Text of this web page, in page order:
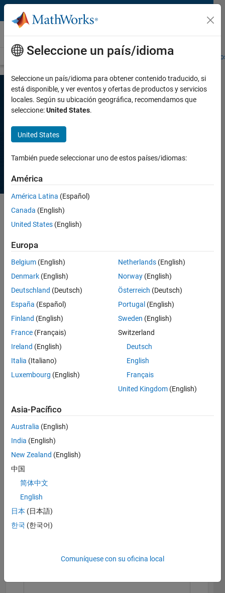
Saltar al contenido
Investigación
Visión general Portales de ciencias Libros de texto Call for
Realice investigaciones con
MATLAB y Simulink
Investigue, colabore y publique artículos con
Acceda a las herramientas que
necesite, siempre a su disposición
Ejecute las versiones más recientes de MATLAB y
Simulink. Comparta y colabore utilizando
almacenamiento en la nube. Genere código, acceda a
apps e integre MATLAB con varias plataformas
online.
Obtenga MATLAB
Explore soluciones en la nube
Busque recursos para su aplicación
Inteligencia artificial (IA)
Transforme la ingeniería y las ciencias con
Seleccione un país/idioma
Seleccione un país/idioma para obtener contenido traducido, si
está disponible, y ver eventos y ofertas de productos y servicios
locales. Según su ubicación geográfica, recomendamos que
seleccione:United States.
United States
También puede seleccionar uno de estos países/idiomas:
América
América Latina (Español)
Canada (English)
United States (English)
Europa
Belgium (English)
Denmark (English)
Deutschland (Deutsch)
España (Español)
Finland (English)
France (Français)
Ireland (English)
Italia (Italiano)
Luxembourg (English)
Netherlands(English)
Norway(English)
Österreich (Deutsch)
Portugal (English)
Sweden (English)
Switzerland
Deutsch
English
Français
United Kingdom(English)
Asia-Pacífico
Australia (English)
India (English)
New Zealand (English)
中国
简体中文
English
日本 (日本語)
한국 (한국어)
Comuníquese con su oficina local